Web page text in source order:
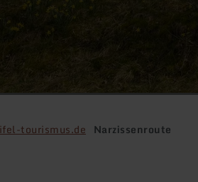
tourismus.de Narzissenroute